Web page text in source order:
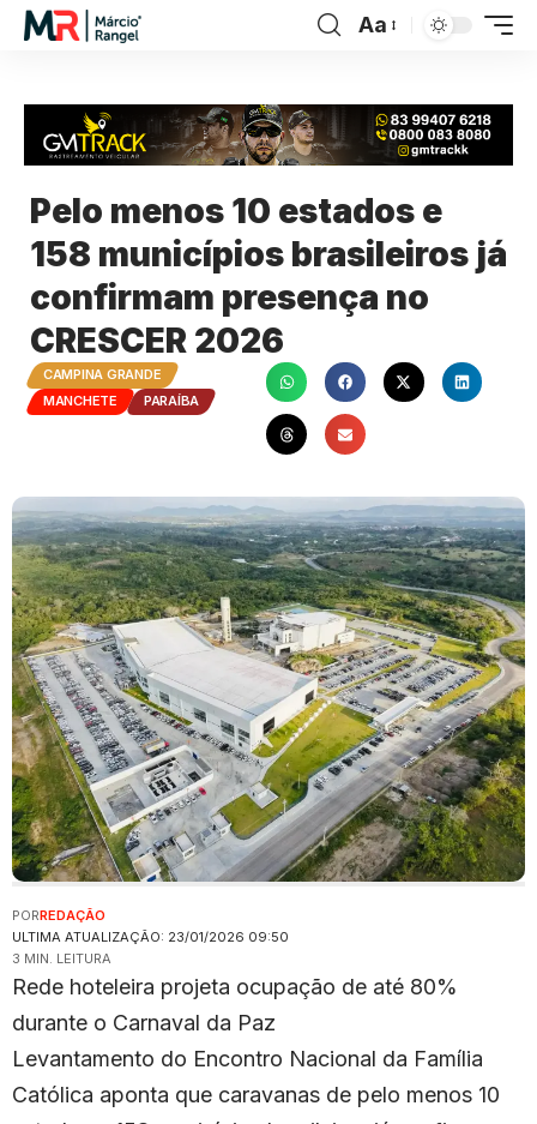
Aa
Pelo menos 10 estados e
158 municípios brasileiros já
confirmam presença no
CRESCER 2026
CAMPINA GRANDE
MANCHETE
PARAÍBA
ULTIMA ATUALIZAÇÃO: 23/01/2026 09:50
PORREDAÇÃO
3 MIN. LEITURA
Rede hoteleira projeta ocupação de até 80%
durante o Carnaval da Paz
Levantamento do Encontro Nacional da Família
Católica aponta que caravanas de pelo menos 10